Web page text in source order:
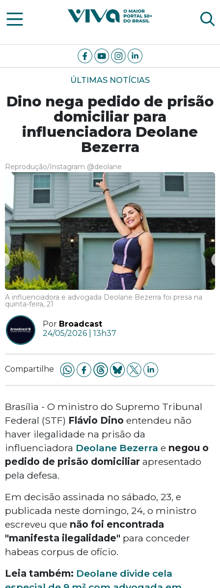
Viva Notícias
ÚLTIMAS NOTÍCIAS
Dino nega pedido de prisão
domiciliar para
influenciadora Deolane
Bezerra
Reprodução/Instagram @deolane
A influenciadora e advogada Deolane Bezerra foi presa na
quinta-feira, 21
Por Broadcast
24/05/2026 | 13h37
Compartilhe
Brasília - O ministro do Supremo Tribunal
Federal (STF) Flávio Dino entendeu não
haver ilegalidade na prisão da
influenciadora Deolane Bezerra e negou o
pedido de prisão domiciliar apresentado
pela defesa.
Em decisão assinada no sábado, 23, e
publicada neste domingo, 24, o ministro
escreveu que não foi encontrada
"manifesta ilegalidade" para conceder
habeas corpus de ofício.
Leia também: Deolane divide cela